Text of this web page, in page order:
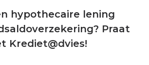
hypothecaire lening
Praat
Krediet@dvies!